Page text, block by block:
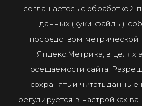
соглашаетесь с обработкой
данных (куки-файлы),
посредством
Яндекс.Метрика, в целях
посещаемости сайта.
сохранять и читать
регулируется в настройках